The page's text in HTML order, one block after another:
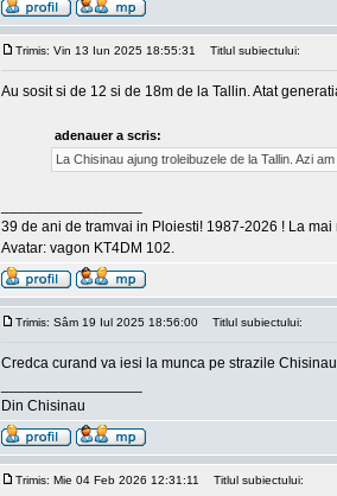
Trimis: Vin 13 Iun 2025 18:55:31 Titlul subiectului:
Au sosit si de 12 si de 18m de la Tallin. Atat
adenauer a scris:
La Chisinau ajung troleibuzele de la Tallin. Azi
39 de ani de tramvai in Ploiesti! 1987-2026 ! La mai
Avatar: vagon KT4DM 102.
Trimis: Sâm 19 Iul 2025 18:56:00 Titlul subiectului:
Credca curand va iesi la munca pe strazile
Din Chisinau
Trimis: Mie 04 Feb 2026 12:31:11 Titlul subiectului: